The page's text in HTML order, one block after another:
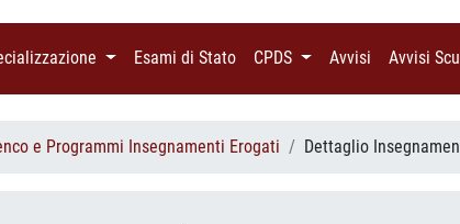
(current)Esami di Stato (current)
CPDS (current)
Avvisi (current)
Avvisi
e Programmi Insegnamenti Erogati Dettaglio